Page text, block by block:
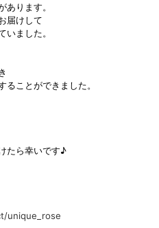
あります。
届けして
いました。
ことができました。
たら幸いです♪
unique_rose